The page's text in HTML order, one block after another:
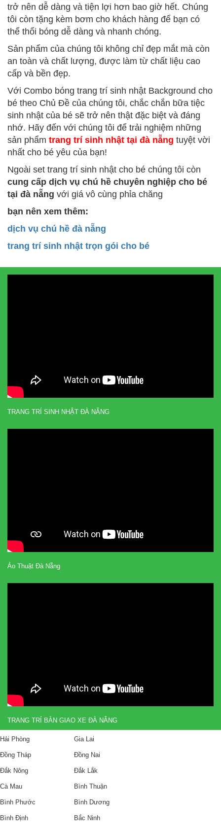
trở nên dễ dàng và tiện lợi hơn bao giờ hết. Chúng
tôi còn tặng kèm bơm cho khách hàng để bạn có
thể thổi bóng dễ dàng và nhanh chóng.
Sản phẩm của chúng tôi không chỉ đẹp mắt mà còn
an toàn và chất lượng, được làm từ chất liệu cao
cấp và bền đẹp.
Với Combo bóng trang trí sinh nhật Background cho
bé theo Chủ Đề của chúng tôi, chắc chắn bữa tiệc
sinh nhật của bé sẽ trở nên thật đặc biệt và đáng
nhớ. Hãy đến với chúng tôi để trải nghiệm những
sản phẩm trang trí sinh nhật tại đà nẵng tuyệt vời
nhất cho bé yêu của bạn!
Ngoài set trang trí sinh nhật cho bé chúng tôi còn
cung cấp dịch vụ chú hề chuyên nghiệp cho bé
tại đà nẵng với giá vô cùng phỉa chăng
bạn nên xem thêm:
dịch vụ chú hề đà nẵng
trang trí sinh nhật trọn gói cho bé
TRANG TRÍ SINH NHẬT ĐÀ NẴNG
Ảo Thuật Đà Nẵng
TRANG TRÍ BÀN GIAO XE ĐÀ NẴNG
Hải Phòng Gia Lai
Đồng Tháp Đồng Nai
Đắk Nông Đắk Lắk
Cà Mau Bình Thuận
Bình Phước Bình Dương
Bình Định Bắc Ninh